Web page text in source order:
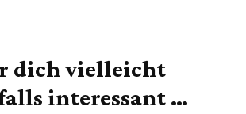
dich vielleicht
interessant …